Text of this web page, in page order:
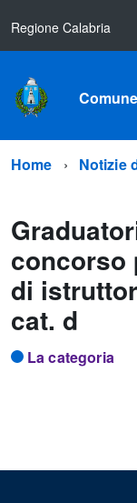
Regione Calabria
Home Notizie
concorso
di
cat. d
La categoria